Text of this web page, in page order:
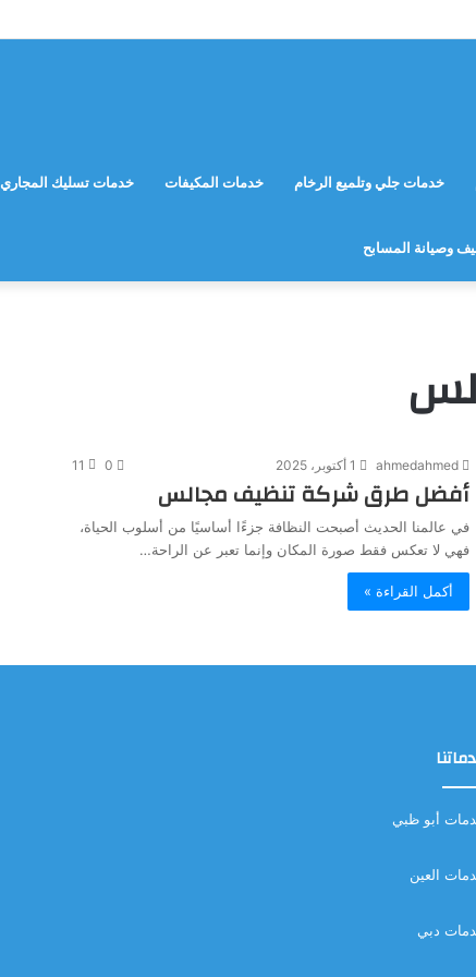
خدمات جلي وتلميع الرخام خدمات المكيفات خدمات تسليك المجاري
وصيانة المسابح
ahmedahmed 1 أكتوبر، 2025 0
11
أفضل طرق شركة تنظيف مجالس
في عالمنا الحديث أصبحت النظافة جزءًا أساسيًا من أسلوب الحياة،
فهي لا تعكس فقط صورة المكان وإنما تعبر عن الراحة…
أكمل القراءة »
أبو ظبي
العين
دبي